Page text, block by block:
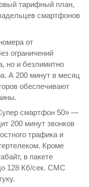
тарифный план,
смартфонов
от
ограничений
но и безлимитно
А 200 минут в месяц
обеспечивают
смартфон 50» —
200 минут звонков
трафика и
Кроме
в пакете
128 Кб/сек. СМС